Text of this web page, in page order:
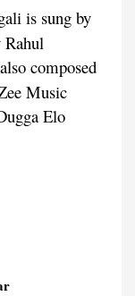
is sung by
Rahul
composed
Music
Elo